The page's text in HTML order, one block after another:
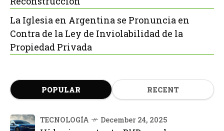
La Iglesia en Argentina se Pronuncia en
Contra de la Ley de Inviolabilidad de la
Propiedad Privada
POPULAR RECENT
TECNOLOGÍA December 24, 2025